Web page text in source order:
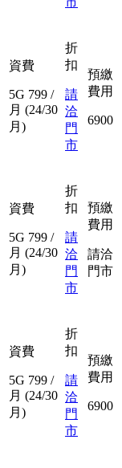
資費
5G 799 /
月 (24/30
月)
折
扣
請
洽
門
市
預繳
費用
6900
資費
5G 799 /
月 (24/30
月)
折
扣
請
洽
門
市
預繳
費用
請洽
門市
資費
5G 799 /
月 (24/30
月)
折
扣
請
洽
門
市
預繳
費用
6900